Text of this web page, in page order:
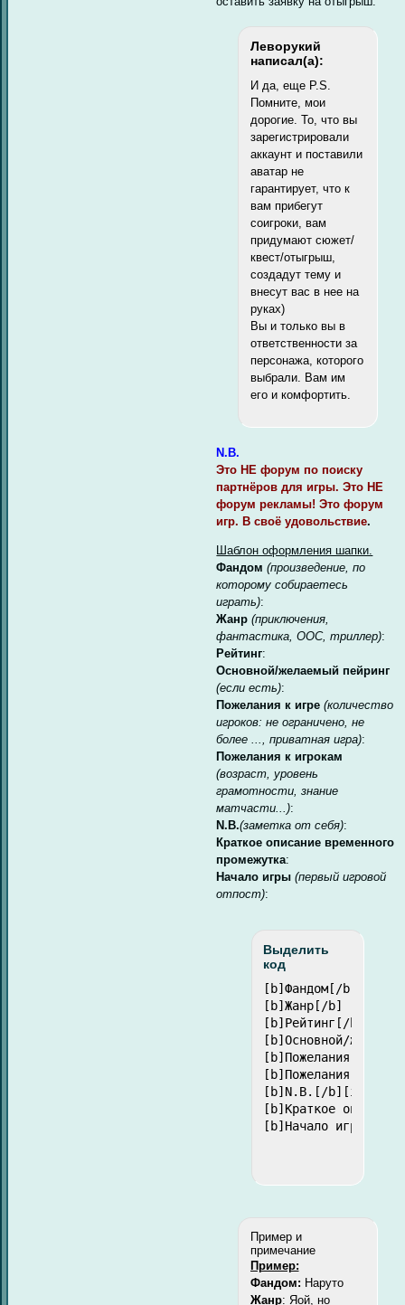
Леворукий
написал(а):
И да, еще P.S.
Помните, мои
дорогие. То, что вы
зарегистрировали
аккаунт и поставили
аватар не
гарантирует, что к
вам прибегут
соигроки, вам
придумают сюжет/
квест/отыгрыш,
создадут тему и
внесут вас в нее на
руках)
Вы и только вы в
ответственности за
персонажа, которого
выбрали. Вам им
его и комфортить.
N.B.
Это НЕ форум по поиску
партнёров для игры. Это НЕ
форум рекламы! Это форум
игр. В своё удовольствие.
Шаблон оформления шапки.
Фандом (произведение, по
которому собираетесь
играть):
Жанр (приключения,
фантастика, ООС, триллер):
Рейтинг:
Основной/желаемый пейринг
(если есть):
Пожелания к игре (количество
игроков: не ограничено, не
более ..., приватная игра):
Пожелания к игрокам
(возраст, уровень
грамотности, знание
матчасти...):
N.B.(заметка от себя):
Краткое описание временного
промежутка:
Начало игры (первый игровой
отпост):
Выделить
код
[b]Фандом[/b]
[b]Жанр[/b]
[b]Рейтинг[/b]:
[b]Основной/
[b]Пожелания к
[b]Пожелания к
[b]N.B.[/
[b]Краткое
[b]Начало игры[/b]
Пример и
примечание
Пример:
Фандом: Наруто
Жанр: Яой, но